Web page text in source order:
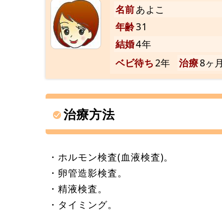
名前あよこ
年齢31
結婚4年
ベビ待ち2年 治療8ヶ
治療方法
・ホルモン検査(血液検査)。
・卵管造影検査。
・精液検査。
・タイミング。